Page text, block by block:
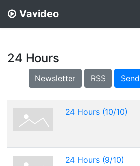
Vavideo
24 Hours
Newsletter RSS
24 Hours (10/10)
24 Hours (9/10)